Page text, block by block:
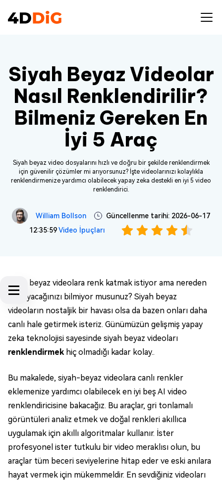
Siyah Beyaz Videolar
Nasıl Renklendirilir?
Bilmeniz Gereken En
İyi 5 Araç
Siyah beyaz video dosyalarını hızlı ve doğru bir şekilde renklendirmek
için güvenilir çözümler mi arıyorsunuz? İşte videolarınızı kolaylıkla
renklendirmenize yardımcı olabilecek yapay zeka destekli en iyi 5 video
renklendirici.
William Bollson
Güncellenme tarihi: 2026-06-17
12:35:59Video İpuçları
Siyah beyaz videolara renk katmak istiyor ama nereden
başlayacağınızı bilmiyor musunuz? Siyah beyaz
videoların nostaljik bir havası olsa da bazen onları daha
canlı hale getirmek isteriz. Günümüzün gelişmiş yapay
zeka teknolojisi sayesinde siyah beyaz videoları
renklendirmekhiç olmadığı kadar kolay..
Bu makalede, siyah-beyaz videolara canlı renkler
eklemenize yardımcı olabilecek en iyi beş AI video
renklendiricisine bakacağız. Bu araçlar, gri tonlamalı
görüntüleri analiz etmek ve doğal renkleri akıllıca
uygulamak için akıllı algoritmalar kullanır. İster
profesyonel ister tutkulu bir video meraklısı olun, bu
araçlar tüm beceri seviyelerine hitap eder ve eski anılara
hayat vermek için mükemmeldir. En sevdiğiniz videoları